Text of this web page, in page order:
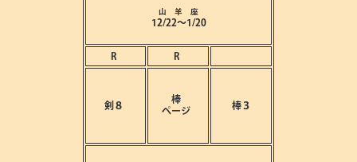
山 羊 座
12/22～1/20
R R
剣８
棒
ページ
棒３